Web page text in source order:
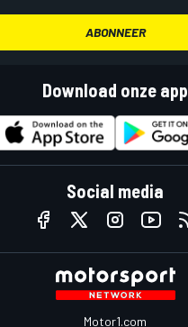
ABONNEER
Download onze app
Social media
Motor1.com